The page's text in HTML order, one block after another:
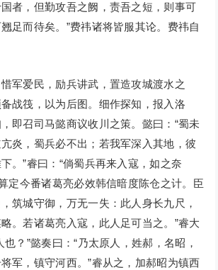
者，但勤攻吾之阙，责吾之短，则事可
足而待矣。”费祎诸将皆服其论。费祎自
爱民，励兵讲武，置造攻城渡水之
战筏，以为后图。细作探知，报入洛
即召司马懿商议收川之策。懿曰：“蜀未
炎，蜀兵必不出；若我军深入其地，彼
。”睿曰：“倘蜀兵再来入寇，如之奈
定今番诸葛亮必效韩信暗度陈仓之计。臣
筑城守御，万无一失：此人身长九尺，
。若诸葛亮入寇，此人足可当之。”睿大
？”懿奏曰：“乃太原人，姓郝，名昭，
军，镇守河西。”睿从之，加郝昭为镇西